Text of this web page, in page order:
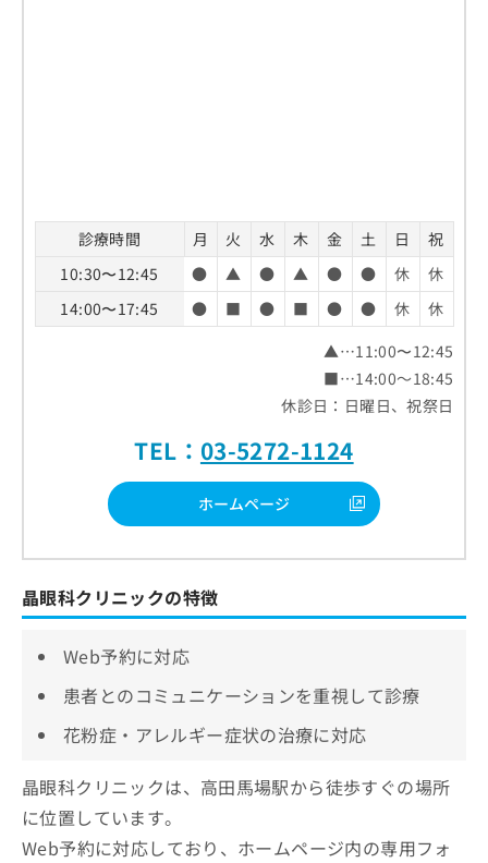
診療時間 月 火 水 木 金 土 日
祝
10:30〜12:45
● ▲ ● ▲ ● ● 休
休
14:00〜17:45
● ■ ● ■ ● ● 休
休
▲…11:00〜12:45
■…14:00～18:45
休診日：日曜日、祝祭日
TEL： 03-5272-1124
ホームページ
晶眼科クリニックの特徴
Web予約に対応
患者とのコミュニケーションを重視して診療
花粉症・アレルギー症状の治療に対応
晶眼科クリニックは、高田馬場駅から徒歩すぐの場所
に位置しています。
Web予約に対応しており、ホームページ内の専用フォ